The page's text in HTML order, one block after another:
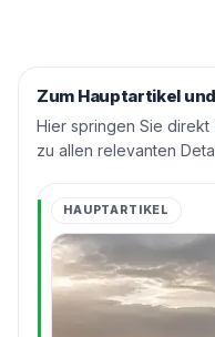
Zum Hauptartikel
Hier springen Sie
zu allen relevanten
HAUPTARTIKEL